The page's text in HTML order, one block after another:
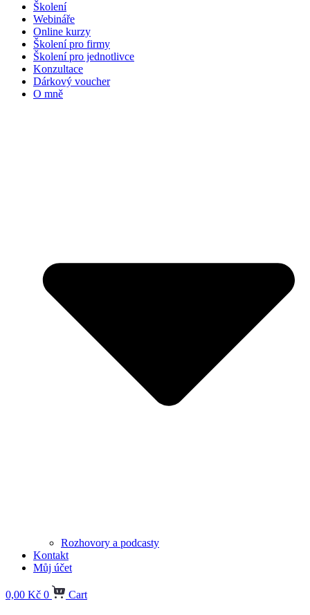
Školení
Webináře
Online kurzy
Školení pro firmy
Školení pro jednotlivce
Konzultace
Dárkový voucher
O mně
Rozhovory a podcasty
Kontakt
Můj účet
0,00 Kč 0 Cart